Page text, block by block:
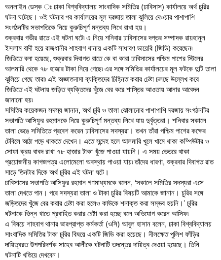
অনলাইন ডেস্ক ঃ ঢাকা বিশ্ববিদ্যালয় সাংবাদিক সমিতির (ঢাবিসাস) কার্যালয়ে অর্থ চুরির
ঘটনা ঘটেছে। ওই ঘটনার পর কার্যালয়ের মূল দরজায় তালা ঝুলিয়ে দেওয়ার পাশাপাশি
সংগঠনটির সভাপতিকে নিয়ে কুরুচিপূর্ণ মন্তব্য লিখে রাখা হয়।
শুক্রবার গভীর রাতে এই ঘটনা ঘটে৷ এ নিয়ে শনিবার ঢাবিসাসের দপ্তর সম্পাদক রায়হানুল
ইসলাম বাদী হয়ে রাজধানীর শাহবাগ থানায় একটি সাধারণ ডায়েরি (জিডি) করেছেন৷
জিডিতে বলা হয়েছে, শুক্রবার দিবাগত রাতে কে বা কারা ঢাবিসাসের পশ্চিম পাশের স্টিলের
আলমারি থেকে ৭৮ হাজার টাকা নিয়ে গেছে৷ এর সঙ্গে সমিতির কার্যালয়ের মূল ফটকে দুটি তালা
ঝুলিয়ে গেছে তারা৷ এই অজ্ঞাতনামা ব্যক্তিদের চিহ্নিত করার চেষ্টা চলছে উল্লেখ করে
জিডিতে এই ঘটনায় জড়িত ব্যক্তিদের খুঁজে বের করে শাস্তির আওতায় আনার আবেদন
জানানো হয়৷
সমিতির কয়েকজন সদস্য জানান, অর্থ চুরি ও তালা ঝোলানোর পাশাপাশি দরজায় সংগঠনটির
সভাপতি আসিফুর রহমানকে নিয়ে কুরুচিপূর্ণ মন্তব্য লিখে যায় দুর্বৃত্তরা। শনিবার সকালে
তালা ভেঙে সমিতিতে প্রবেশ করেন ঢাবিসাসের সদস্যরা। তখন তাঁরা পশ্চিম পাশের কক্ষের
টেবিলে আঠা পড়ে থাকতে দেখেন। এতে সন্দেহ হলে আলমারি খুলে খামে থাকা কম্পিউটার ও
সোফা ক্রয় বাবদ রাখা ৭৮ হাজার টাকা খুঁজে পাওয়া যায়নি। এ সময় ভেতরে থাকা
প্রয়োজনীয় কাগজপত্র এলোমেলো অবস্থায় পাওয়া যায়৷ তাঁদের ধারণা, শুক্রবার দিবাগত রাত
সাড়ে তিনটার দিকে অর্থ চুরির এই ঘটনা ঘটে।
ঢাবিসাসের সভাপতি আসিফুর রহমান গণমাধ্যমকে বলেন, ‘সকালে সমিতির সদস্যরা এসে
তালা দেখতে পান। পরে সদস্যরা তালা ও টাকা চুরির বিষয়টি আমাকে জানান। চুরির সঙ্গে
জড়িতদের খুঁজে বের করার চেষ্টা করা হলেও কাউকে শনাক্ত করা সম্ভব হয়নি।’ চুরির
ঘটনাকে ভিন্ন খাতে প্রবাহিত করার চেষ্টা করা হচ্ছে বলে অভিযোগ করেন আসিফ৷
এ বিষয়ে শাহবাগ থানার ভারপ্রাপ্ত কর্মকর্তা (ওসি) আবুল হাসান বলেন, ঢাকা বিশ্ববিদ্যালয়
সাংবাদিক সমিতির টাকা চুরির বিষয়ে একটি জিডি করা হয়েছে। নীলক্ষেত পুলিশ ফাঁড়ির
দায়িত্বরত উপপরিদর্শক সাহেব আলীকে ঘটনাটি তদন্তের দায়িত্ব দেওয়া হয়েছে। তিনি
ঘটনাটি খতিয়ে দেখবেন।